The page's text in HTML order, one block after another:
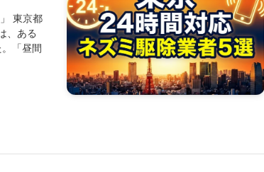
東京都
、ある
「昼間